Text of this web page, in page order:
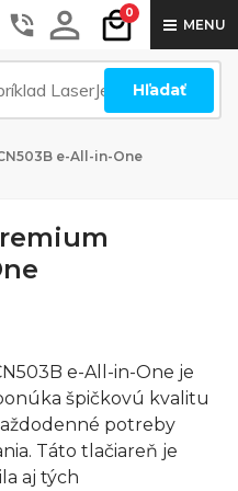
0
MENU
Hľadať
e-All-in-One
e-All-in-One je
špičkovú kvalitu
potreby
Táto tlačiareň je
aj tých